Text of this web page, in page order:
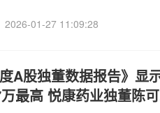
2026-01-27 11:09:28
度A股独董数据报告》显
最高 悦康药业独董陈